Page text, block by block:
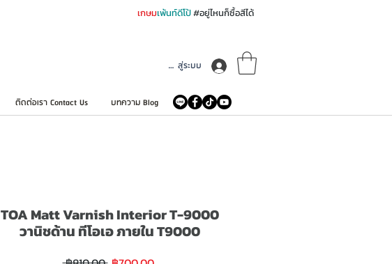
เกษมเพ้นท์ดีโป้#อยู่ไหนก็ซื้อสีได้
เข้าสู่ระบบ
ติดต่อเรา Contact Us บทความ Blog
TOA Matt Varnish Interior T-9000
วานิชด้าน ทีโอเอ ภายใน T9000